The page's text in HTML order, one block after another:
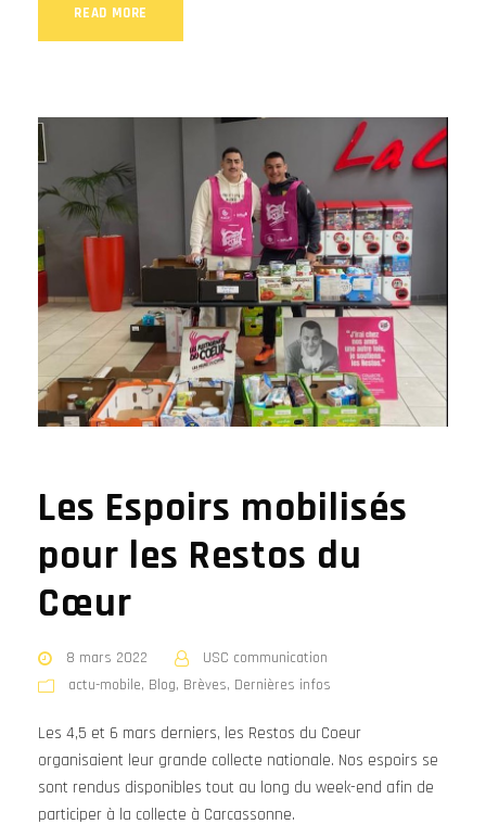
READ MORE
Les Espoirs mobilisés
pour les Restos du
Cœur
8 mars 2022
USC communication
actu-mobile, Blog, Brèves, Dernières infos
Les 4,5 et 6 mars derniers, les Restos du Coeur
organisaient leur grande collecte nationale. Nos espoirs se
sont rendus disponibles tout au long du week-end afin de
participer à la collecte à Carcassonne.